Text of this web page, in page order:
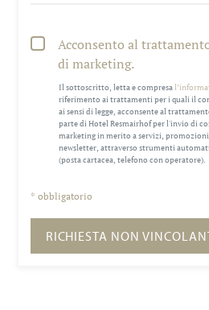
Acconsento al
di marketing.
Il sottoscritto, letta e compresa
riferimento ai trattamenti per i quali il
ai sensi di legge, acconsente al
parte di Hotel Resmairhof per l'invio di
marketing in merito a servizi,
newsletter, attraverso strumenti
(posta cartacea, telefono con operatore).
* obbligatorio
RICHIESTA NON